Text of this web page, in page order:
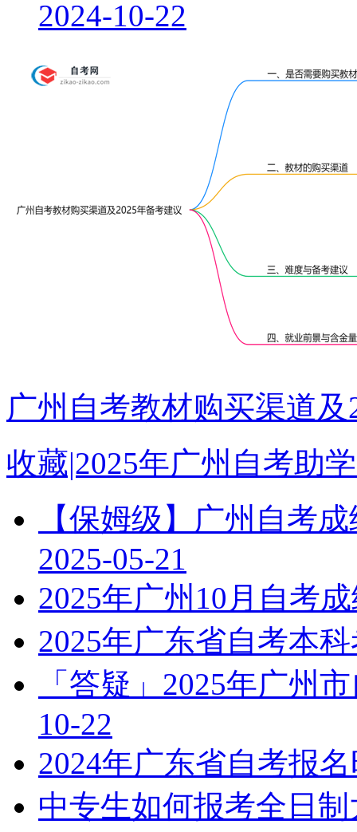
2024-10-22
广州自考教材购买渠道
收藏|2025年广州自考助
【保姆级】广州自考
2025-05-21
2025年广州10月自考
2025年广东省自考本
「答疑」2025年广州
10-22
2024年广东省自考报
中专生如何报考全日